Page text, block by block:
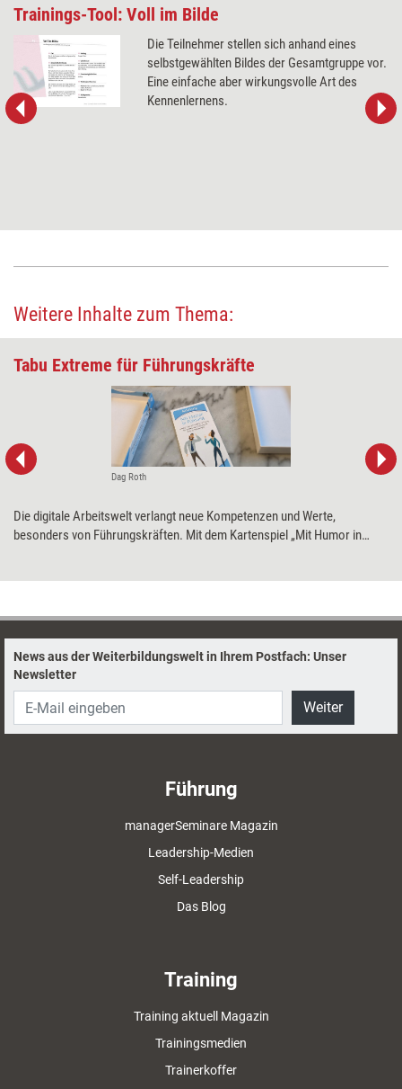
Trainings-Tool: Voll im Bilde
Die Teilnehmer stellen sich anhand eines
selbstgewählten Bildes der Gesamtgruppe vor.
Eine einfache aber wirkungsvolle Art des
Kennenlernens.
Weitere Inhalte zum Thema:
Tabu Extreme für Führungskräfte
Dag Roth
Die digitale Arbeitswelt verlangt neue Kompetenzen und Werte,
besonders von Führungskräften. Mit dem Kartenspiel „Mit Humor in
News aus der Weiterbildungswelt in Ihrem Postfach: Unser
Newsletter
Weiter
Führung
managerSeminare Magazin
Leadership-Medien
Self-Leadership
Das Blog
Training
Training aktuell Magazin
Trainingsmedien
Trainerkoffer